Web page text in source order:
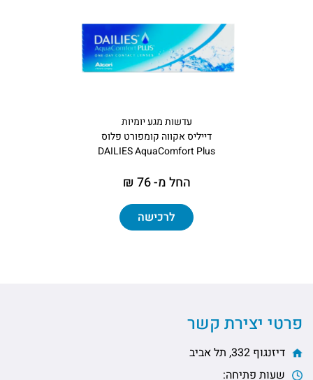
עדשות מגע יומיות
דייליס אקווה קומפורט פלוס
DAILIES AquaComfort Plus
החל מ- 76 ₪
לרכישה
פרטי יצירת קשר
דיזנגוף 332, תל אביב
שעות פתיחה: